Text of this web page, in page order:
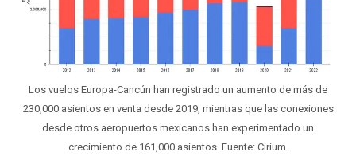
Los vuelos Europa-Cancún han registrado un aumento de más de
230,000 asientos en venta desde 2019, mientras que las conexiones
desde otros aeropuertos mexicanos han experimentado un
crecimiento de 161,000 asientos. Fuente: Cirium.